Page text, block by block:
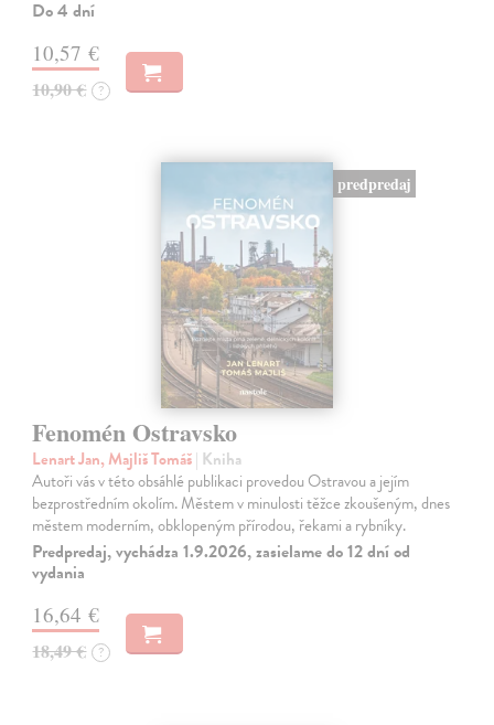
Do 4 dní
10,57 €
10,90 € ?
predpredaj
Fenomén Ostravsko
Lenart Jan, Majliš Tomáš| Kniha
Autoři vás v této obsáhlé publikaci provedou Ostravou a jejím
bezprostředním okolím. Městem v minulosti těžce zkoušeným, dnes
městem moderním, obklopeným přírodou, řekami a rybníky.
Predpredaj, vychádza 1.9.2026, zasielame do 12 dní od
vydania
16,64 €
18,49 € ?